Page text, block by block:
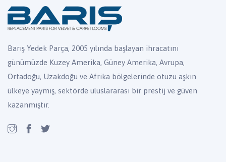
Barış Yedek Parça, 2005 yılında başlayan ihracatını
günümüzde Kuzey Amerika, Güney Amerika, Avrupa,
Ortadoğu, Uzakdoğu ve Afrika bölgelerinde otuzu aşkın
ülkeye yaymış, sektörde uluslararası bir prestij ve güven
kazanmıştır.